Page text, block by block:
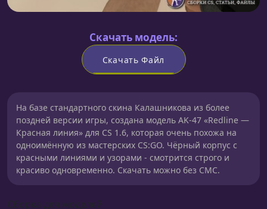
Скачать модель:
Скачать Файл
На базе стандартного скина Калашникова из более
поздней версии игры, создана модель AK-47 «Redline —
Красная линия» для CS 1.6, которая очень похожа на
одноимённую из мастерских CS:GO. Чёрный корпус с
красными линиями и узорами - смотрится строго и
красиво одновременно. Скачать можно без СМС.